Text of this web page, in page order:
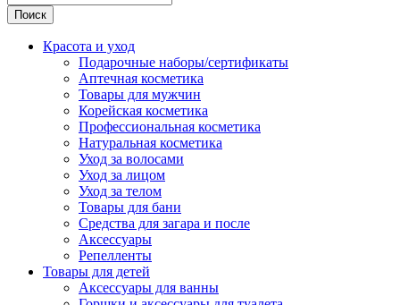
Поиск
Красота и уход
Подарочные наборы/сертификаты
Аптечная косметика
Товары для мужчин
Корейская косметика
Профессиональная косметика
Натуральная косметика
Уход за волосами
Уход за лицом
Уход за телом
Товары для бани
Средства для загара и после
Аксессуары
Репелленты
Товары для детей
Аксессуары для ванны